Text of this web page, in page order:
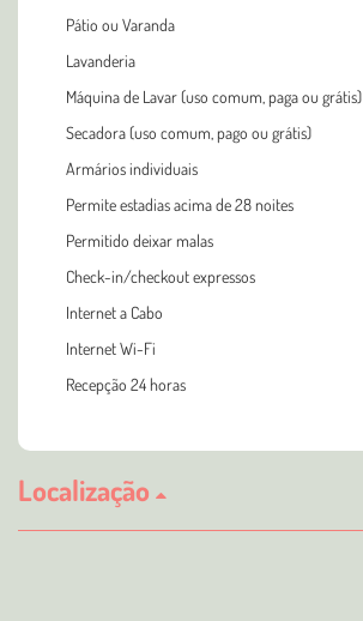
Pátio ou Varanda
Lavanderia
Máquina de Lavar (uso comum, paga ou grátis)
Secadora (uso comum, pago ou grátis)
Armários individuais
Permite estadias acima de 28 noites
Permitido deixar malas
Check-in/checkout expressos
Internet a Cabo
Internet Wi-Fi
Recepção 24 horas
Localização